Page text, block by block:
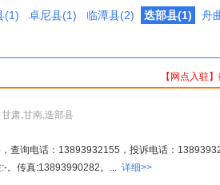
(1) 卓尼县(1) 临潭县(2) 迭部县(1) 舟
【网点入驻
甘肃,甘南,迭部县
查询电话：13893932155，投诉电话：
。传真:13893990282。... 详细>>